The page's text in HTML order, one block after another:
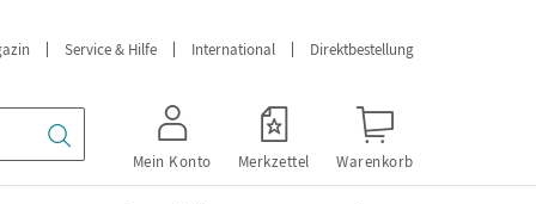
Service & Hilfe International Direktbestellung
Mein Konto Merkzettel Warenkorb